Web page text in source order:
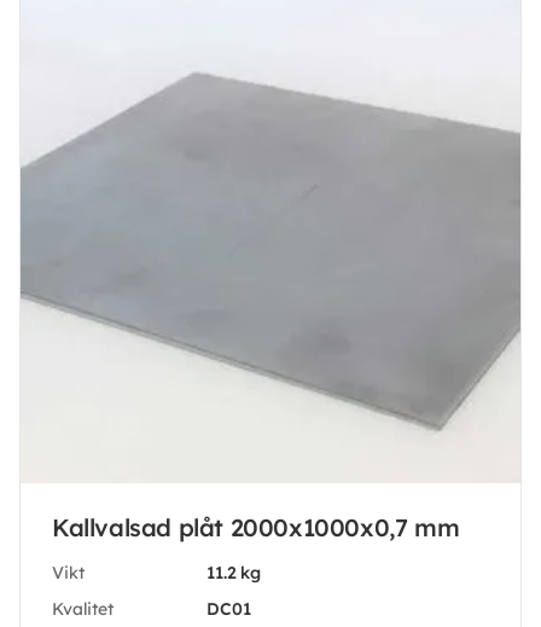
Kallvalsad plåt 2000x1000x0,7 mm
Vikt
11.2 kg
Kvalitet
DC01